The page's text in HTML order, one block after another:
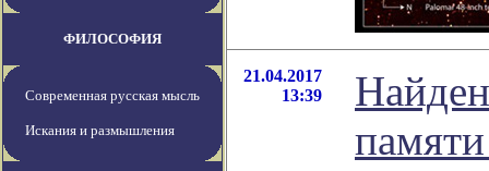
ФИЛОСОФИЯ
Современная русская мысль
Искания и размышления
21.04.2017
13:39